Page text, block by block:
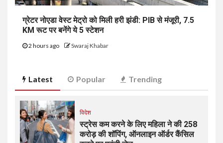
ग्रेटर नोएडा वेस्ट मेट्रो को मिली हरी झंडी: PIB से मंजूरी, 7.5
KM रूट पर बनेंगे ये 5 स्टेशन
2 hours ago Swaraj Khabar
Latest Popular Trending
विदेश
स्ट्रेस कम करने के लिए महिला ने की ₹258
करोड़ की शॉपिंग, ऑनलाइन ऑर्डर कैंसिल